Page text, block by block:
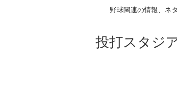
野球関連の情報、ネ
投打スタジ